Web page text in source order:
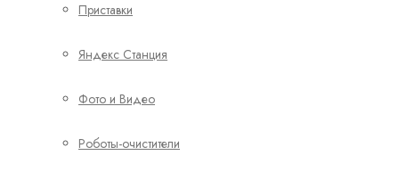
Приставки
Яндекс Станция
Фото и Видео
Роботы-очистители